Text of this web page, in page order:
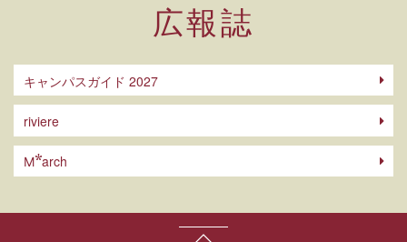
広報誌
キャンパスガイド 2027
riviere
M arch